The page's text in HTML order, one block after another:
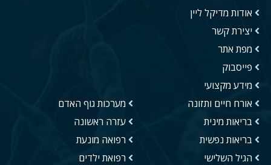
אודות מדיקל ליין
יצירת קשר
מפת אתר
פייסבוק
מידע מקצועי
אורח חיים ותזונה
בריאות מינית
בריאות נפשית
הגיל השלישי
מערכות גוף האדם
עזרה ראשונה
רפואה מונעת
רפואת ילדים